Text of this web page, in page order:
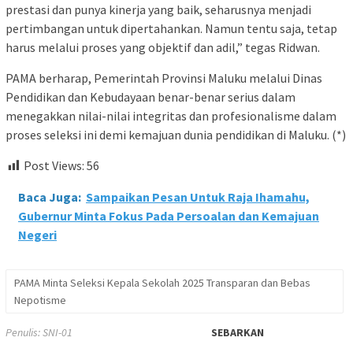
prestasi dan punya kinerja yang baik, seharusnya menjadi
pertimbangan untuk dipertahankan. Namun tentu saja, tetap
harus melalui proses yang objektif dan adil,” tegas Ridwan.
PAMA berharap, Pemerintah Provinsi Maluku melalui Dinas
Pendidikan dan Kebudayaan benar-benar serius dalam
menegakkan nilai-nilai integritas dan profesionalisme dalam
proses seleksi ini demi kemajuan dunia pendidikan di Maluku. (*)
Post Views: 56
Baca Juga: Sampaikan Pesan Untuk Raja Ihamahu,
Gubernur Minta Fokus Pada Persoalan dan Kemajuan
Negeri
PAMA Minta Seleksi Kepala Sekolah 2025 Transparan dan Bebas
Nepotisme
Penulis: SNI-01
SEBARKAN